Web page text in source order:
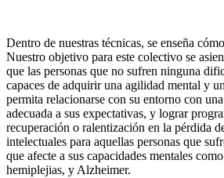
Dentro de nuestras técnicas, se enseña
Nuestro objetivo para este colectivo se
que las personas que no sufren ninguna
capaces de adquirir una agilidad mental y
permita relacionarse con su entorno con
adecuada a sus expectativas, y lograr
recuperación o ralentización en la pérdida
intelectuales para aquellas personas que
que afecte a sus capacidades mentales
hemiplejias, y Alzheimer.